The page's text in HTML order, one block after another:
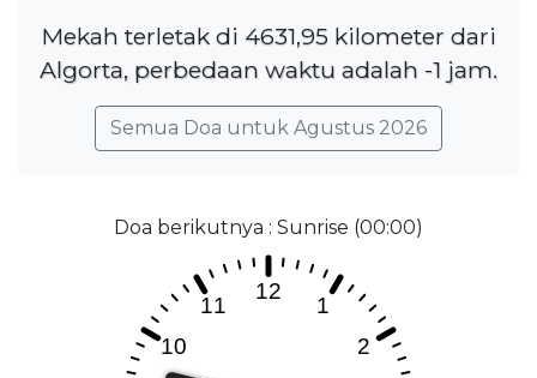
Mekah terletak di 4631,95 kilometer dari
Algorta, perbedaan waktu adalah -1 jam.
Semua Doa untuk Agustus 2026
Doa berikutnya : Sunrise (00:00)